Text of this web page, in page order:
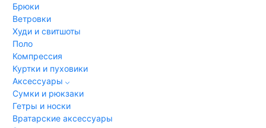
Брюки
Ветровки
Худи и свитшоты
Поло
Компрессия
Куртки и пуховики
Аксессуары
Сумки и рюкзаки
Гетры и носки
Вратарские аксессуары